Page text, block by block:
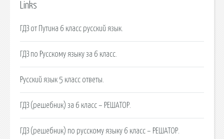
Links
ГДЗ от Путина 6 класс русский язык.
ГДЗ по Русскому языку за 6 класс.
Русский язык 5 класс ответы.
ГДЗ (решебник) за 6 класс – РЕШАТОР.
ГДЗ (решебник) по русскому языку 6 класс – РЕШАТОР.